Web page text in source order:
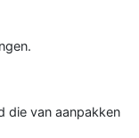
die van aanpakken